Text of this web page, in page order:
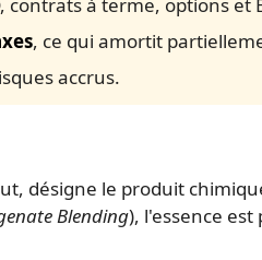
à terme, options et
, ce qui amortit
accrus.
désigne le produit
Blending), l'essence